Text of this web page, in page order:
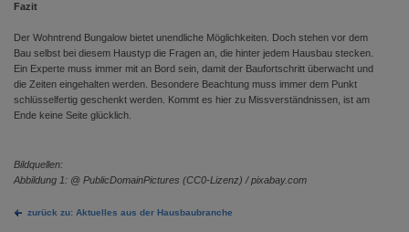
Fazit
Der Wohntrend Bungalow bietet unendliche Möglichkeiten. Doch stehen vor dem
Bau selbst bei diesem Haustyp die Fragen an, die hinter jedem Hausbau stecken.
Ein Experte muss immer mit an Bord sein, damit der Baufortschritt überwacht und
die Zeiten eingehalten werden. Besondere Beachtung muss immer dem Punkt
schlüsselfertig geschenkt werden. Kommt es hier zu Missverständnissen, ist am
Ende keine Seite glücklich.
Bildquellen:
Abbildung 1: @ PublicDomainPictures (CC0-Lizenz) / pixabay.com
zurück zu: Aktuelles aus der Hausbaubranche